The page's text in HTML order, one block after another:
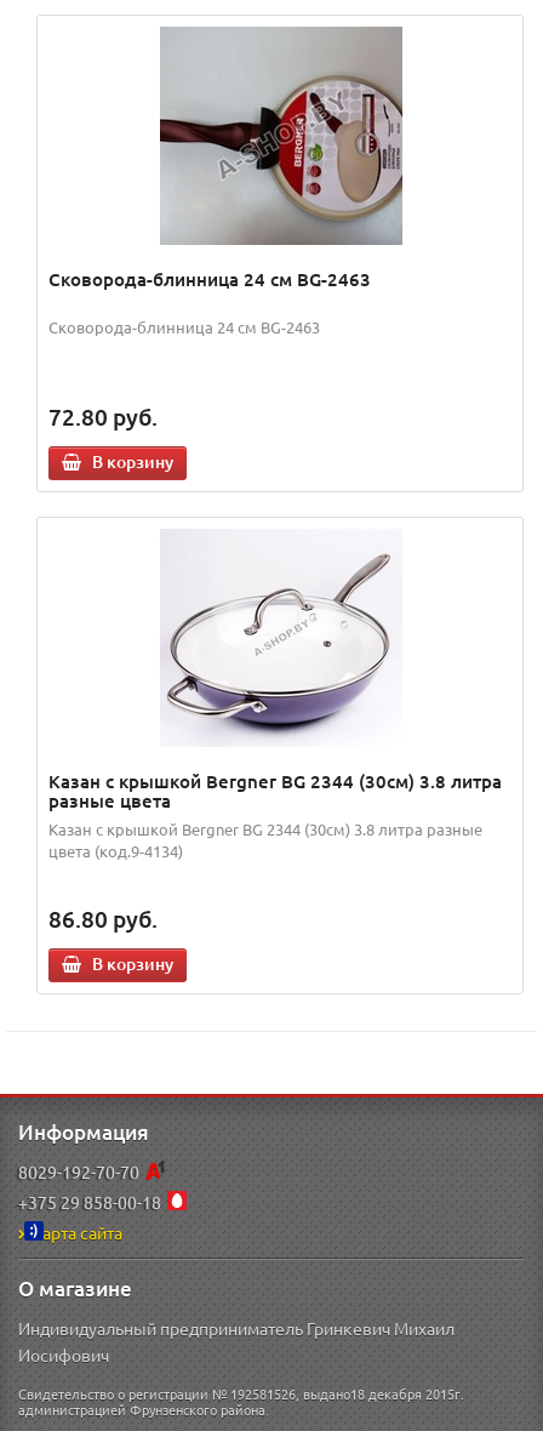
Сковорода-блинница 24 см BG-2463
Сковорода-блинница 24 см BG-2463
72.80 руб.
В корзину
Казан с крышкой Bergner BG 2344 (30см) 3.8 литра
разные цвета
Казан с крышкой Bergner BG 2344 (30см) 3.8 литра разные
цвета (код.9-4134)
86.80 руб.
В корзину
Информация
8029-192-70-70
+375 29 858-00-18
Карта сайта
О магазине
Индивидуальный предприниматель Гринкевич Михаил
Иосифович
Свидетельство о регистрации № 192581526, выдано18 декабря 2015г.
администрацией Фрунзенского района.